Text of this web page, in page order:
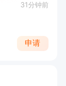
31分钟前
申请